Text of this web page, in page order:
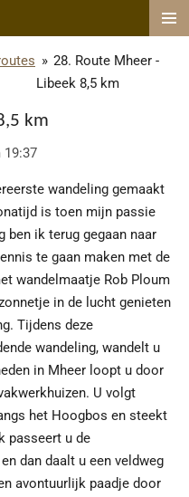
» 28. Route Mheer -
Libeek 8,5 km
km
19:37
wandeling gemaakt
is toen mijn passie
ben ik terug gegaan naar
te gaan maken met de
wandelmaatje Rob Ploum
in de lucht genieten
Tijdens deze
wandeling, wandelt u
in Mheer loopt u door
U volgt
het Hoogbos en steekt
passeert u de
dan daalt u een veldweg
avontuurlijk paadje door